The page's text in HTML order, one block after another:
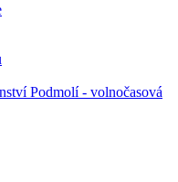
Podmolí - volnočasová